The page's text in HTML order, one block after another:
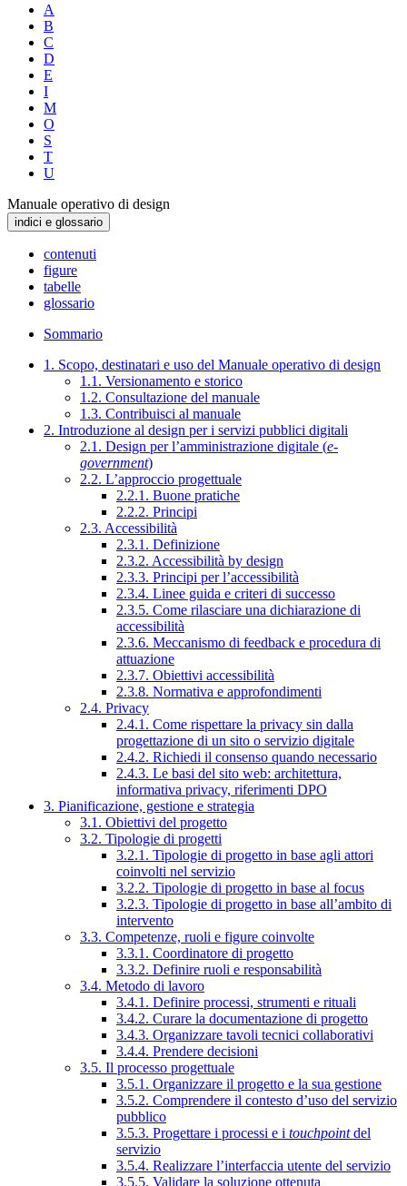
A
B
C
D
E
I
M
O
S
T
U
Manuale operativo di design
indici e glossario
contenuti
figure
tabelle
glossario
Sommario
1. Scopo, destinatari e uso del Manuale operativo di design
1.1. Versionamento e storico
1.2. Consultazione del manuale
1.3. Contribuisci al manuale
2. Introduzione al design per i servizi pubblici digitali
2.1. Design per l’amministrazione digitale (e-
government)
2.2. L’approccio progettuale
2.2.1. Buone pratiche
2.2.2. Principi
2.3. Accessibilità
2.3.1. Definizione
2.3.2. Accessibilità by design
2.3.3. Principi per l’accessibilità
2.3.4. Linee guida e criteri di successo
2.3.5. Come rilasciare una dichiarazione di
accessibilità
2.3.6. Meccanismo di feedback e procedura di
attuazione
2.3.7. Obiettivi accessibilità
2.3.8. Normativa e approfondimenti
2.4. Privacy
2.4.1. Come rispettare la privacy sin dalla
progettazione di un sito o servizio digitale
2.4.2. Richiedi il consenso quando necessario
2.4.3. Le basi del sito web: architettura,
informativa privacy, riferimenti DPO
3. Pianificazione, gestione e strategia
3.1. Obiettivi del progetto
3.2. Tipologie di progetti
3.2.1. Tipologie di progetto in base agli attori
coinvolti nel servizio
3.2.2. Tipologie di progetto in base al focus
3.2.3. Tipologie di progetto in base all’ambito di
intervento
3.3. Competenze, ruoli e figure coinvolte
3.3.1. Coordinatore di progetto
3.3.2. Definire ruoli e responsabilità
3.4. Metodo di lavoro
3.4.1. Definire processi, strumenti e rituali
3.4.2. Curare la documentazione di progetto
3.4.3. Organizzare tavoli tecnici collaborativi
3.4.4. Prendere decisioni
3.5. Il processo progettuale
3.5.1. Organizzare il progetto e la sua gestione
3.5.2. Comprendere il contesto d’uso del servizio
pubblico
3.5.3. Progettare i processi e i touchpointdel
servizio
3.5.4. Realizzare l’interfaccia utente del servizio
3.5.5. Validare la soluzione ottenuta